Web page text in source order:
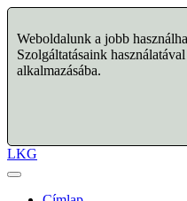
Weboldalunk a jobb
Szolgáltatásaink
alkalmazásába.
LKG